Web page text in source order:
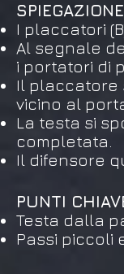
I placcatori
Al segnale
i portatori di
Il placcatore
vicino al
La testa si
completata.
Il difensore
PUNTI
Testa dalla
Passi piccoli